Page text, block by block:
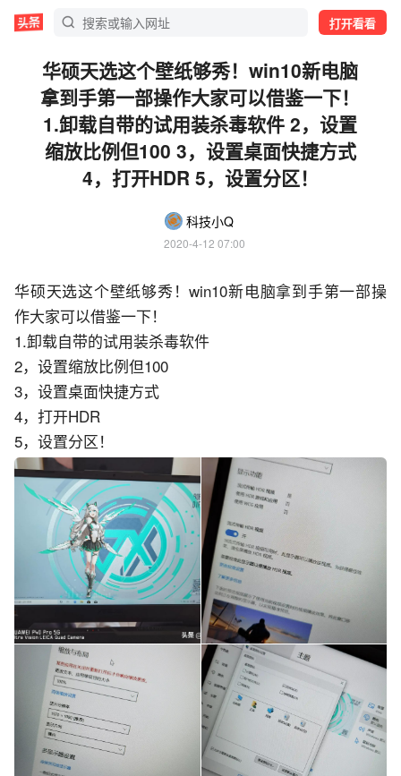
打开看看
华硕天选这个壁纸够秀！win10新电脑
拿到手第一部操作大家可以借鉴一下！
1.卸载自带的试用装杀毒软件 2，设置
缩放比例但100 3，设置桌面快捷方式
4，打开HDR 5，设置分区！
科技小Q
2020-4-12 07:00
华硕天选这个壁纸够秀！win10新电脑拿到手第一部操
作大家可以借鉴一下！
1.卸载自带的试用装杀毒软件
2，设置缩放比例但100
3，设置桌面快捷方式
4，打开HDR
5，设置分区！